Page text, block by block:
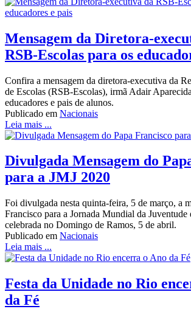
Mensagem da Diretora-
RSB-Escolas para os
Confira a mensagem da diretora-executiva da
de Escolas (RSB-Escolas), irmã Adair
educadores e pais de alunos.
Publicado em Nacionais
Leia mais ...
Divulgada Mensagem do
para a JMJ 2020
Foi divulgada nesta quinta-feira, 5 de março, a
Francisco para a Jornada Mundial da Juventude
celebrada no Domingo de Ramos, 5 de abril.
Publicado em Nacionais
Leia mais ...
Festa da Unidade no Rio
da Fé